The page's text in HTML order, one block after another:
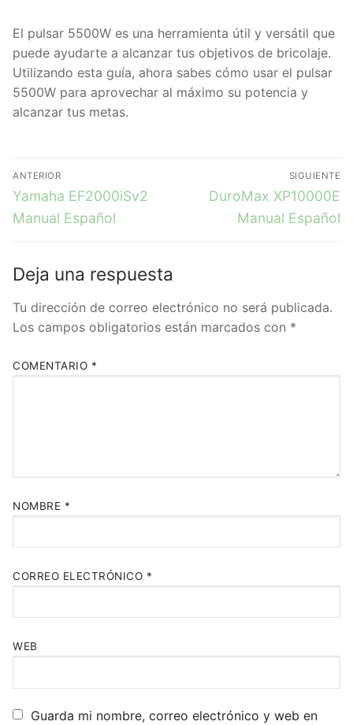
El pulsar 5500W es una herramienta útil y versátil que
puede ayudarte a alcanzar tus objetivos de bricolaje.
Utilizando esta guía, ahora sabes cómo usar el pulsar
5500W para aprovechar al máximo su potencia y
alcanzar tus metas.
ANTERIOR
Yamaha EF2000iSv2
Manual Español
SIGUIENTE
DuroMax XP10000E
Manual Español
Deja una respuesta
Tu dirección de correo electrónico no será publicada.
Los campos obligatorios están marcados con *
COMENTARIO *
NOMBRE *
CORREO ELECTRÓNICO *
WEB
Guarda mi nombre, correo electrónico y web en